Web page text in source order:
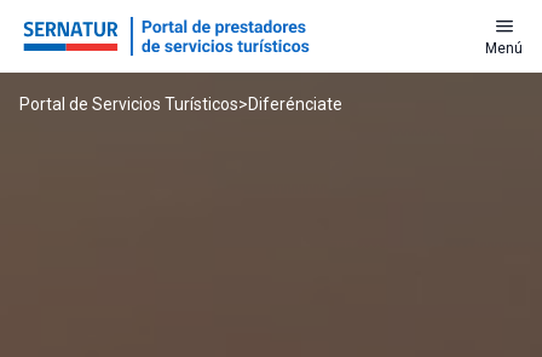
menu
Menú
Portal de Servicios Turísticos>Diferénciate